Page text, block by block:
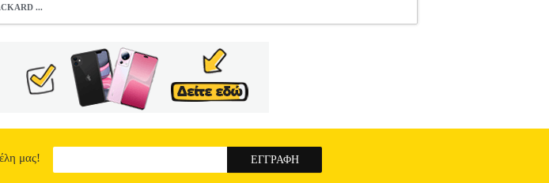
...
PRINTER SUPPLIES
Κατηγορία: INKJET PRINTER SUPPLIES
μελάνης ματζέντα HP 72, 130 ml. Το δοχείο μελάνης ματζέντα HP 72 130 ml
προβλήματα. Ευκρινείς, ζωντανές εκτυπώσεις που στεγνώνουν γρήγορα. Τα
την επαγγελματική σας εικόνα ενώ διατηρείτε υψηλά επίπεδα παραγωγικότητας. •
που στεγνώνουν γρήγορα.• Με την αξιόπιστη και χωρίς προβλήματα εκτύπωση που
PACKARD DesignJet T610 | DesignJet T1100 | DesignJet T1120 24' |
44' | DesignJet T620 | DesignJet T770 | DesignJet T770HD |ΓΝΗΣΙΟ ΜΕΛΑΝΙ
ΙΩΔΕΣ (MAGENTA) 130ML ΜΕ OEM:C9372A
μας!